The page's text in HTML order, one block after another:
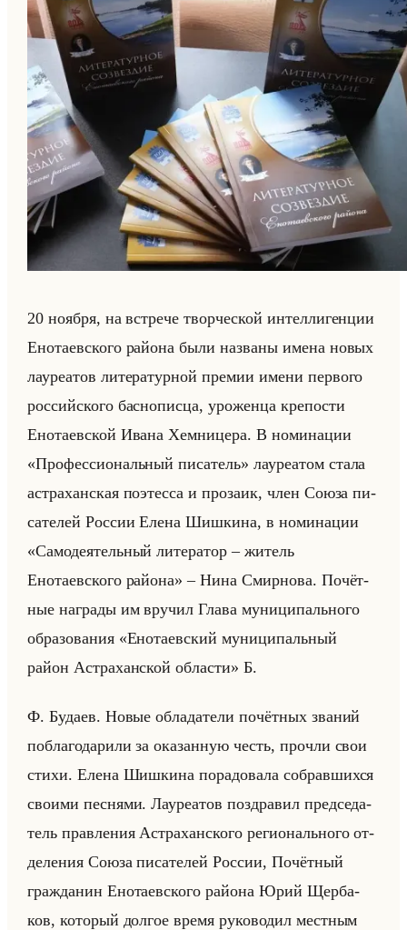
20 но­яб­ря, на встре­че твор­че­ской ин­тел­ли­ген­ции
Ено­та­ев­ско­го райо­на были на­зва­ны имена новых
ла­уре­атов ли­те­ра­тур­ной пре­мии имени пер­во­го
рос­сийско­го бас­но­пис­ца, уро­жен­ца кре­по­сти
Ено­та­ев­ской Ивана Хем­ни­це­ра. В но­ми­на­ции
«Профессиональный писатель» ла­уре­атом стала
аст­ра­хан­ская по­этес­са и про­за­ик, член Союза пи­
са­те­лей Рос­сии Елена Шиш­ки­на, в но­ми­на­ции
«Самодеятельный литератор – житель
Енотаевского района» – Нина Смир­но­ва. По­чёт­
ные на­гра­ды им вру­чил Глава му­ни­ци­пально­го
об­ра­зо­ва­ния «Енотаевский муниципальный
район Астраханской области» Б.
Ф. Бу­да­ев. Новые об­ла­да­те­ли по­чёт­ных зва­ний
по­бла­го­да­ри­ли за ока­зан­ную честь, про­чли свои
стихи. Елена Шиш­ки­на по­ра­до­ва­ла со­брав­ших­ся
сво­ими пес­ня­ми. Ла­уре­атов по­здра­вил пред­се­да­
тель прав­ле­ния Аст­ра­хан­ско­го ре­ги­онально­го от­
де­ле­ния Союза пи­са­те­лей Рос­сии, По­чёт­ный
граж­да­нин Ено­та­ев­ско­го райо­на Юрий Щер­ба­
ков, ко­то­рый дол­гое время ру­ко­во­дил мест­ным